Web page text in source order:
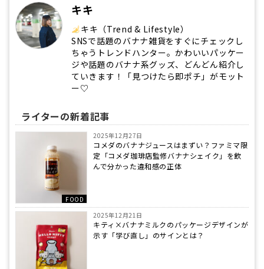
キキ
キキ（Trend & Lifestyle）
SNSで話題のバナナ雑貨をすぐにチェックし
ちゃうトレンドハンター。かわいいパッケー
ジや話題のバナナ系グッズ、どんどん紹介し
ていきます！「見つけたら即ポチ」がモット
ー♡
ライターの新着記事
FOOD
2025年12月27日
コメダのバナナジュースはまずい？ファミマ限
定「コメダ珈琲店監修バナナシェイク」を飲
んで分かった違和感の正体
2025年12月21日
キティ×バナナミルクのパッケージデザインが
示す「学び直し」のサインとは？